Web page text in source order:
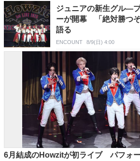
ジュニアの新生グル―
ーが開幕 「絶対勝つ
語る
ENCOUNT 8/9(日) 4:00
6月結成のHowzitが初ライブ パフォ